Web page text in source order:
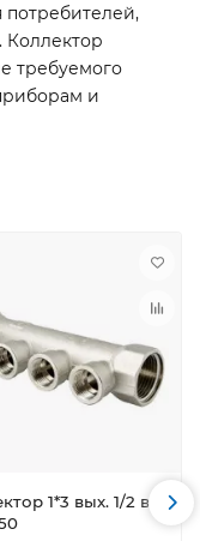
потребителей,
Коллектор
требуемого
и
1*3 вых. 1/2 вн